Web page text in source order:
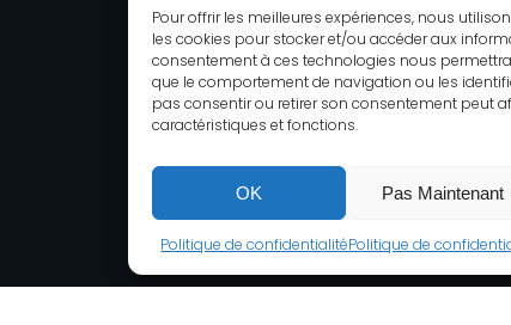
Pour offrir les meilleures expériences, nous
les cookies pour stocker et/ou accéder aux
consentement à ces technologies nous
que le comportement de navigation ou les
pas consentir ou retirer son consentement peut
caractéristiques et fonctions.
OK Pas Maintenant
Politique de confidentialitéPolitique de